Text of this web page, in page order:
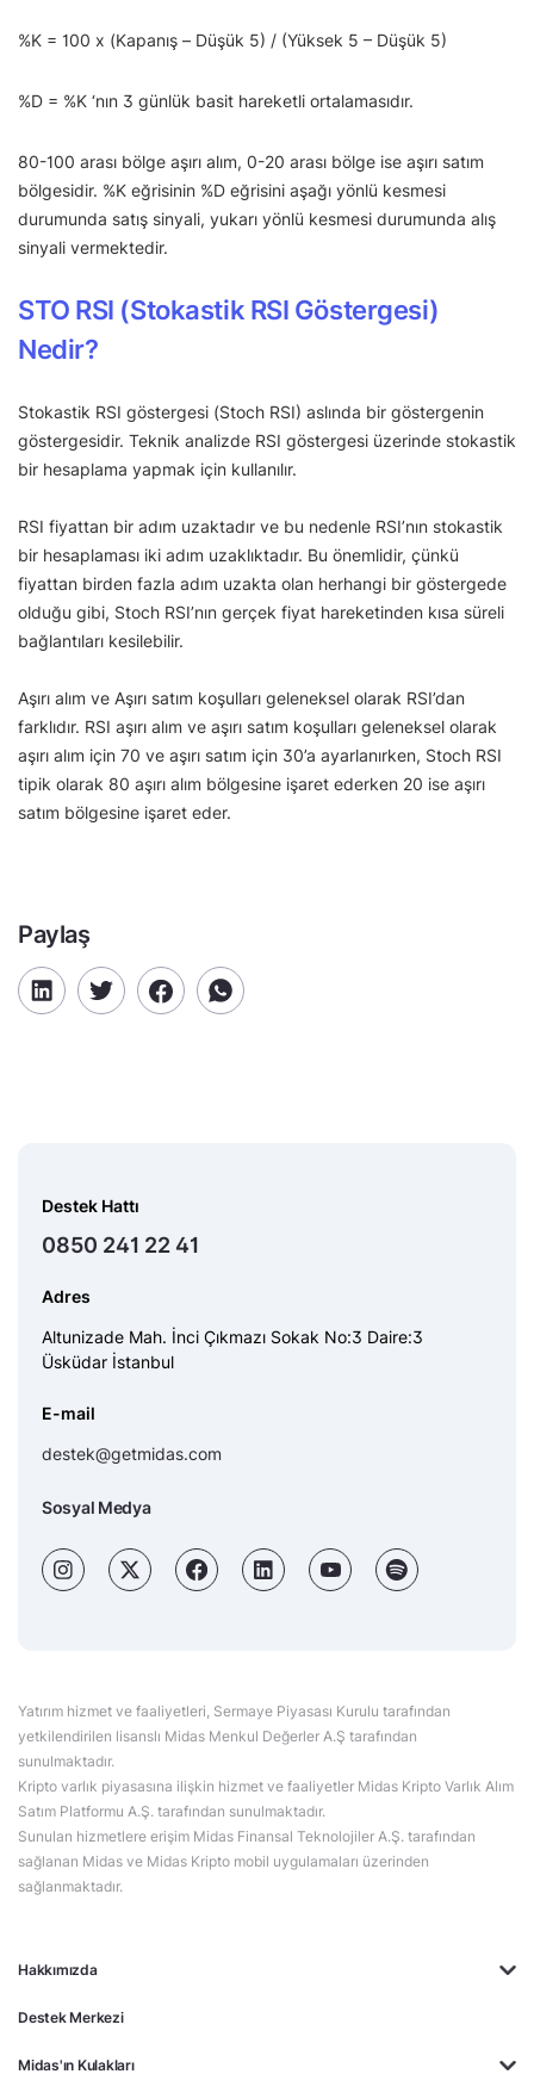
%K = 100 x (Kapanış – Düşük 5) / (Yüksek 5 – Düşük 5)
%D = %K ‘nın 3 günlük basit hareketli ortalamasıdır.
80-100 arası bölge aşırı alım, 0-20 arası bölge ise aşırı satım
bölgesidir. %K eğrisinin %D eğrisini aşağı yönlü kesmesi
durumunda satış sinyali, yukarı yönlü kesmesi durumunda alış
sinyali vermektedir.
STO RSI (Stokastik RSI Göstergesi)
Nedir?
Stokastik RSI göstergesi (Stoch RSI) aslında bir göstergenin
göstergesidir. Teknik analizde RSI göstergesi üzerinde stokastik
bir hesaplama yapmak için kullanılır.
RSI fiyattan bir adım uzaktadır ve bu nedenle RSI’nın stokastik
bir hesaplaması iki adım uzaklıktadır. Bu önemlidir, çünkü
fiyattan birden fazla adım uzakta olan herhangi bir göstergede
olduğu gibi, Stoch RSI’nın gerçek fiyat hareketinden kısa süreli
bağlantıları kesilebilir.
Aşırı alım ve Aşırı satım koşulları geleneksel olarak RSI’dan
farklıdır. RSI aşırı alım ve aşırı satım koşulları geleneksel olarak
aşırı alım için 70 ve aşırı satım için 30’a ayarlanırken, Stoch RSI
tipik olarak 80 aşırı alım bölgesine işaret ederken 20 ise aşırı
satım bölgesine işaret eder.
Paylaş
Hakkımızda
Destek Merkezi
Midas'ın Kulakları
Destek Hattı
0850 241 22 41
Adres
Altunizade Mah. İnci Çıkmazı Sokak No:3 Daire:3
Üsküdar İstanbul
E-mail
destek@getmidas.com
Sosyal Medya
Yatırım hizmet ve faaliyetleri, Sermaye Piyasası Kurulu tarafından
yetkilendirilen lisanslı Midas Menkul Değerler A.Ş tarafından
sunulmaktadır.
Kripto varlık piyasasına ilişkin hizmet ve faaliyetler Midas Kripto Varlık Alım
Satım Platformu A.Ş. tarafından sunulmaktadır.
Sunulan hizmetlere erişim Midas Finansal Teknolojiler A.Ş. tarafından
sağlanan Midas ve Midas Kripto mobil uygulamaları üzerinden
sağlanmaktadır.